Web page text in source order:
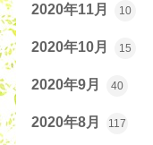
2020年11月 10
2020年10月 15
2020年9月 40
2020年8月 117